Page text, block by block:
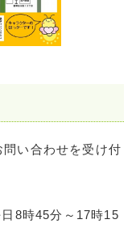
い合わせを受け付
8時45分～17時15